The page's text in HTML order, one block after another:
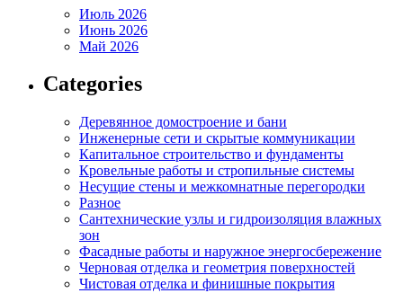
Июль 2026
Июнь 2026
Май 2026
Categories
Деревянное домостроение и бани
Инженерные сети и скрытые коммуникации
Капитальное строительство и фундаменты
Кровельные работы и стропильные системы
Несущие стены и межкомнатные перегородки
Разное
Сантехнические узлы и гидроизоляция влажных
зон
Фасадные работы и наружное энергосбережение
Черновая отделка и геометрия поверхностей
Чистовая отделка и финишные покрытия